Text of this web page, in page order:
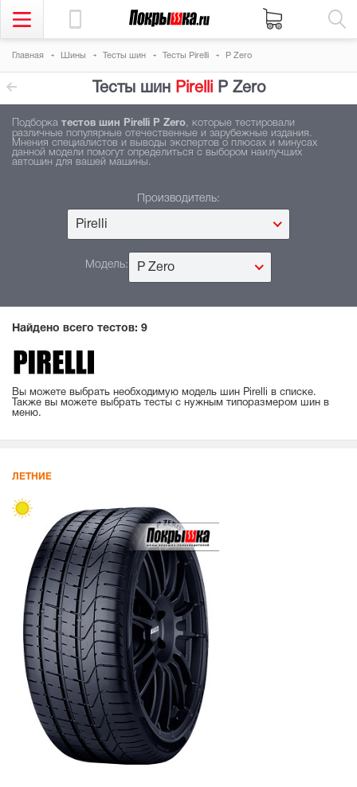
Главная Шины Тесты шин Тесты Pirelli P Zero
Тесты шин PirelliP Zero
Подборка тестов шин Pirelli P Zero, которые тестировали
различные популярные отечественные и зарубежные издания.
Мнения специалистов и выводы экспертов о плюсах и минусах
данной модели помогут определиться с выбором наилучших
автошин для вашей машины.
Производитель:
Pirelli
Модель: P Zero
Найдено всего тестов: 9
Вы можете выбрать необходимую модель шин Pirelli в списке.
Также вы можете выбрать тесты с нужным типоразмером шин в
меню.
ЛЕТНИЕ